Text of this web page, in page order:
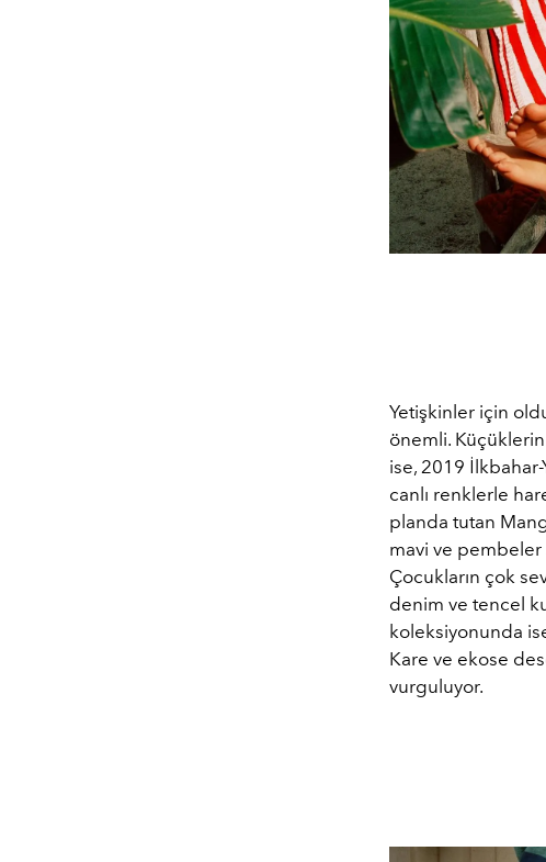
Yetişkinler için
önemli.
ise, 2019
canlı renklerle
planda tutan
mavi ve
Çocukların çok
denim ve tencel
koleksiyonunda
Kare ve ekose
vurguluyor.